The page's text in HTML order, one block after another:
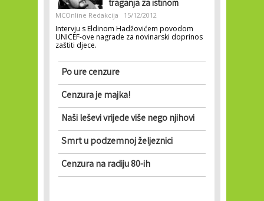
traganja za istinom
MCOnline Redakcija 15/12/2012
Intervju s Eldinom Hadžovićem povodom
UNICEF-ove nagrade za novinarski doprinos
zaštiti djece.
Po ure cenzure
Cenzura je majka!
Naši leševi vrijede više nego njihovi
Smrt u podzemnoj željeznici
Cenzura na radiju 80-ih
Pages